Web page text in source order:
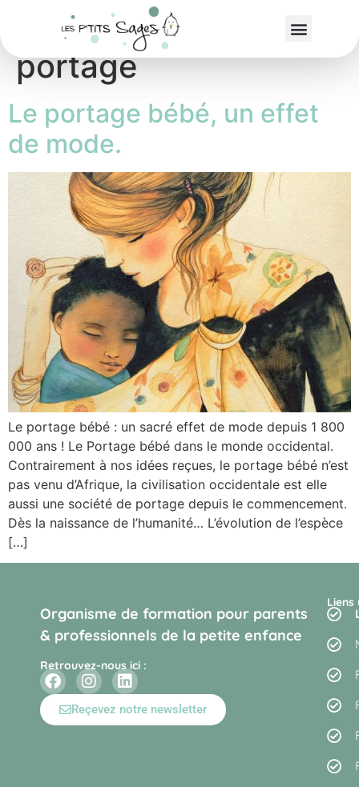
Étiquette :
Monitrice
portage
Le portage bébé, un effet
de mode.
Le portage bébé : un sacré effet de mode depuis 1 800
000 ans ! Le Portage bébé dans le monde occidental.
Contrairement à nos idées reçues, le portage bébé n’est
pas venu d’Afrique, la civilisation occidentale est elle
aussi une société de portage depuis le commencement.
Dès la naissance de l’humanité… L’évolution de l’espèce
[…]
Organisme de formation pour parents
& professionnels de la petite enfance
Retrouvez-nous ici :
Reçevez notre newsletter
Liens